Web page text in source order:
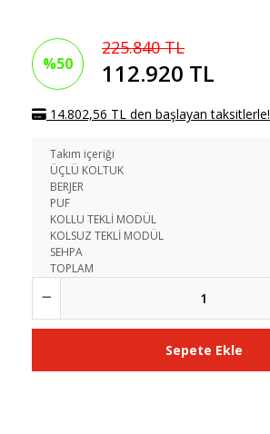
%50
225.840 TL
112.920 TL
14.802,56 TL den başlayan taksitlerle!
Takım içeriği
ÜÇLÜ KOLTUK
BERJER
PUF
KOLLU TEKLİ MODÜL
KOLSUZ TEKLİ MODÜL
SEHPA
TOPLAM
Sepete Ekle